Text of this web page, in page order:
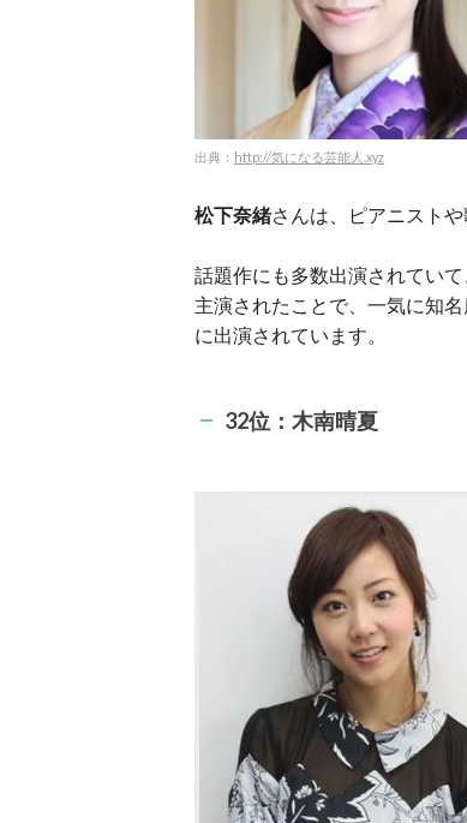
出典： http://気になる芸能人.xyz
松下奈緒さんは、ピアニスト
話題作にも多数出演されてい
主演されたことで、一気に知
に出演されています。
32位：木南晴夏